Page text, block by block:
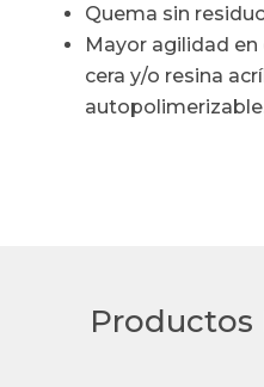
Quema sin
Mayor agilidad
cera y/o resina
Productos